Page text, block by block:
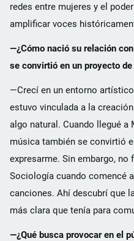
redes entre mujeres y el
amplificar voces
—¿Cómo nació su relación
se convirtió en un proyecto de
—Crecí en un entorno
estuvo vinculada a la
algo natural. Cuando llegué a
música también se convirtió
expresarme. Sin embargo, no
Sociología cuando comencé
canciones. Ahí descubrí que
más clara que tenía para
—¿Qué busca provocar en el